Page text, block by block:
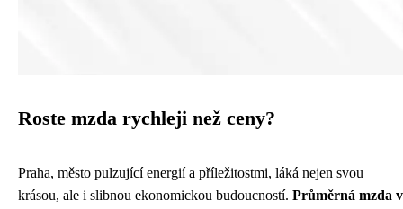
Roste mzda rychleji než ceny?
Praha, město pulzující energií a příležitostmi, láká nejen svou
krásou, ale i slibnou ekonomickou budoucností. Průměrná mzda v